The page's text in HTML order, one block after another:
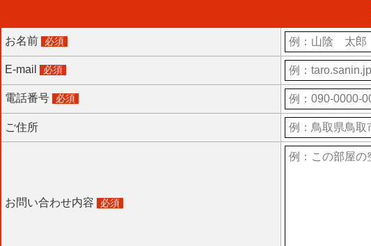
お名前 必須
E-mail 必須
電話番号 必須
ご住所
お問い合わせ内容 必須